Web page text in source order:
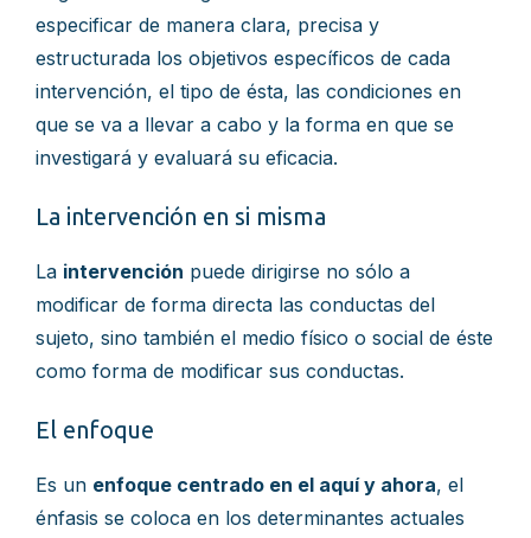
especificar de manera clara, precisa y
estructurada los objetivos específicos de cada
intervención, el tipo de ésta, las condiciones en
que se va a llevar a cabo y la forma en que se
investigará y evaluará su eficacia.
La intervención en si misma
La intervención puede dirigirse no sólo a
modificar de forma directa las conductas del
sujeto, sino también el medio físico o social de éste
como forma de modificar sus conductas.
El enfoque
Es un enfoque centrado en el aquí y ahora, el
énfasis se coloca en los determinantes actuales